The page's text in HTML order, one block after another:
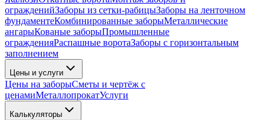
огражденийЗаборы из сетки-рабицыЗаборы на ленточном
фундаментеКомбинированные заборыМеталлические
ангарыКованые заборыПромышленные
огражденияРаспашные воротаЗаборы с горизонтальным
заполнением
Цены и услуги
Цены на заборыСметы и чертёж с
ценамиМеталлопрокатУслуги
Калькуляторы